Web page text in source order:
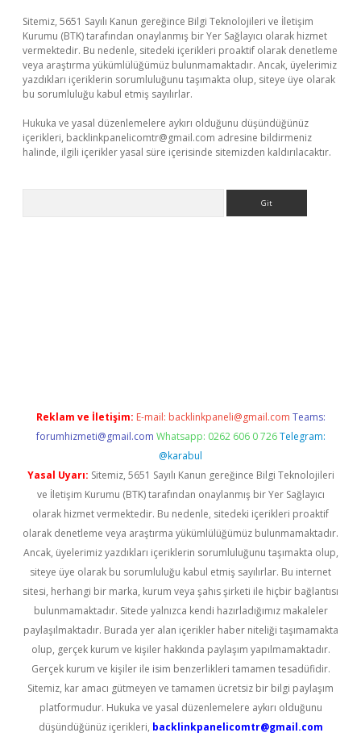
Sitemiz, 5651 Sayılı Kanun gereğince Bilgi Teknolojileri ve İletişim
Kurumu (BTK) tarafından onaylanmış bir Yer Sağlayıcı olarak hizmet
vermektedir. Bu nedenle, sitedeki içerikleri proaktif olarak denetleme
veya araştırma yükümlülüğümüz bulunmamaktadır. Ancak, üyelerimiz
yazdıkları içeriklerin sorumluluğunu taşımakta olup, siteye üye olarak
bu sorumluluğu kabul etmiş sayılırlar.
Hukuka ve yasal düzenlemelere aykırı olduğunu düşündüğünüz
içerikleri, backlinkpanelicomtr@gmail.com adresine bildirmeniz
halinde, ilgili içerikler yasal süre içerisinde sitemizden kaldırılacaktır.
Reklam ve İletişim: E-mail: backlinkpaneli@gmail.com Teams:
forumhizmeti@gmail.com Whatsapp: 0262 606 0 726 Telegram:
@karabul
Yasal Uyarı: Sitemiz, 5651 Sayılı Kanun gereğince Bilgi Teknolojileri
ve İletişim Kurumu (BTK) tarafından onaylanmış bir Yer Sağlayıcı
olarak hizmet vermektedir. Bu nedenle, sitedeki içerikleri proaktif
olarak denetleme veya araştırma yükümlülüğümüz bulunmamaktadır.
Ancak, üyelerimiz yazdıkları içeriklerin sorumluluğunu taşımakta olup,
siteye üye olarak bu sorumluluğu kabul etmiş sayılırlar. Bu internet
sitesi, herhangi bir marka, kurum veya şahıs şirketi ile hiçbir bağlantısı
bulunmamaktadır. Sitede yalnızca kendi hazırladığımız makaleler
paylaşılmaktadır. Burada yer alan içerikler haber niteliği taşımamakta
olup, gerçek kurum ve kişiler hakkında paylaşım yapılmamaktadır.
Gerçek kurum ve kişiler ile isim benzerlikleri tamamen tesadüfidir.
Sitemiz, kar amacı gütmeyen ve tamamen ücretsiz bir bilgi paylaşım
platformudur. Hukuka ve yasal düzenlemelere aykırı olduğunu
düşündüğünüz içerikleri, backlinkpanelicomtr@gmail.com